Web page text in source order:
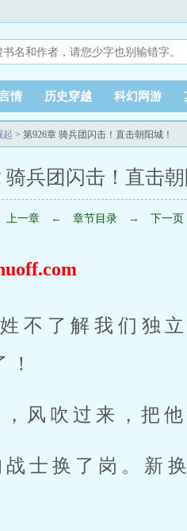
情 历史穿越 科幻网游
起 > 第926章 骑兵团闪击！直击朝阳城！
骑兵团闪击！直击
上一章 ← 章节目录 → 下一页
不了解我们独
风吹过来，把
士换了岗。新